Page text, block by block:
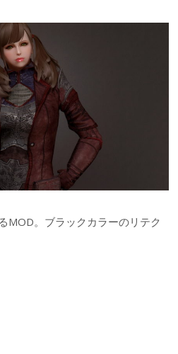
MOD。ブラックカラーのリテク